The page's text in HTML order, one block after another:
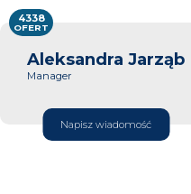
Aleksandra Jarząb
Manager
Napisz wiadomość
4338
OFERT